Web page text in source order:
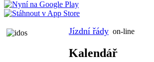
Jízdní řády on-line
Kalendář